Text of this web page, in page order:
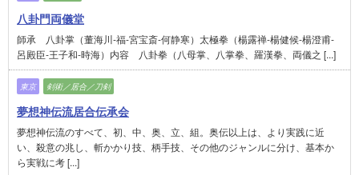
八卦門両儀堂
師承 八卦掌（董海川-福-宮宝斎-何静寒）太極拳（楊露禅-楊健候-楊澄甫-
呂殿臣-王子和-時海）内容 八卦拳（八母掌、八掌拳、羅漢拳、両儀之 [...]
東京 剣術／居合／刀剣
夢想神伝流居合伝承会
夢想神伝流のすべて、初、中、奥、立、組。奥伝以上は、より実践に近
い、殺意の兆し、斬かかり技、柄手技、その他のジャンルに分け、基本か
ら実戦に考 [...]